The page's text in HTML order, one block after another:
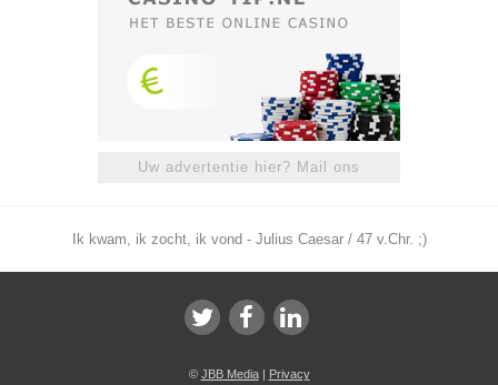
Uw advertentie hier? Mail ons
Ik kwam, ik zocht, ik vond - Julius Caesar / 47 v.Chr. ;)
© JBB Media| Privacy